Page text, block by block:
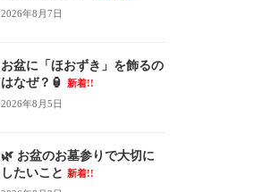
2026年8月7日
お盆に「ほおずき」を飾るの
はなぜ？🏮
新着!!
2026年8月5日
🌿 お盆のお墓参りで大切に
したいこと 新着!!